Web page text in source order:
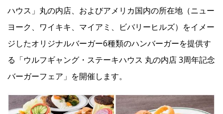
Contact
Facebook
JP EN
ハウス」丸の内店、およびアメリカ国内の所在地（ニュー
ヨーク、ワイキキ、マイアミ、ビバリーヒルズ）をイメー
ジしたオリジナルバーガー6種類のハンバーガーを提供す
る「ウルフギャング・ステーキハウス 丸の内店 3周年記念
バーガーフェア」を開催します。